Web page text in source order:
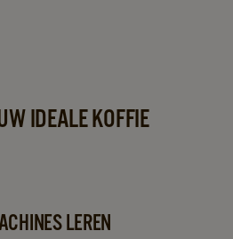
IDEALE KOFFIE
LEREN